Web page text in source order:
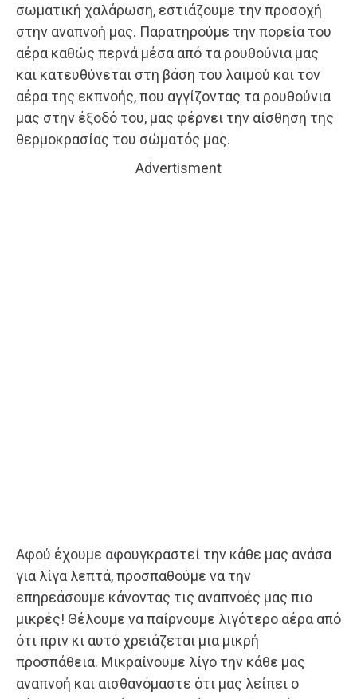
σωματική χαλάρωση, εστιάζουμε την προσοχή
στην αναπνοή μας. Παρατηρούμε την πορεία του
αέρα καθώς περνά μέσα από τα ρουθούνια μας
και κατευθύνεται στη βάση του λαιμού και τον
αέρα της εκπνοής, που αγγίζοντας τα ρουθούνια
μας στην έξοδό του, μας φέρνει την αίσθηση της
θερμοκρασίας του σώματός μας.
Advertisment
Αφού έχουμε αφουγκραστεί την κάθε μας ανάσα
για λίγα λεπτά, προσπαθούμε να την
επηρεάσουμε κάνοντας τις αναπνοές μας πιο
μικρές! Θέλουμε να παίρνουμε λιγότερο αέρα από
ότι πριν κι αυτό χρειάζεται μια μικρή
προσπάθεια. Μικραίνουμε λίγο την κάθε μας
αναπνοή και αισθανόμαστε ότι μας λείπει ο